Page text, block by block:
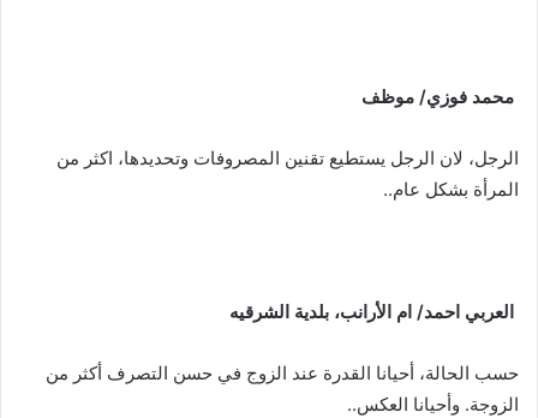
محمد فوزي/ موظف
الرجل، لان الرجل يستطيع تقنين المصروفات وتحديدها، اكثر من
المرأة بشكل عام..
العربي احمد/ ام الأرانب، بلدية الشرقيه
حسب الحالة، أحيانا القدرة عند الزوج في حسن التصرف أكثر من
الزوجة. وأحيانا العكس..